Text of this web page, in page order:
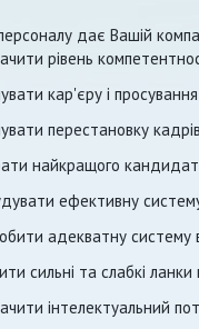
дає Вашій
рівень
кар'єру і просування
перестановку
найкращого
ефективну
адекватну систему
сильні та слабкі ланки
інтелектуальний